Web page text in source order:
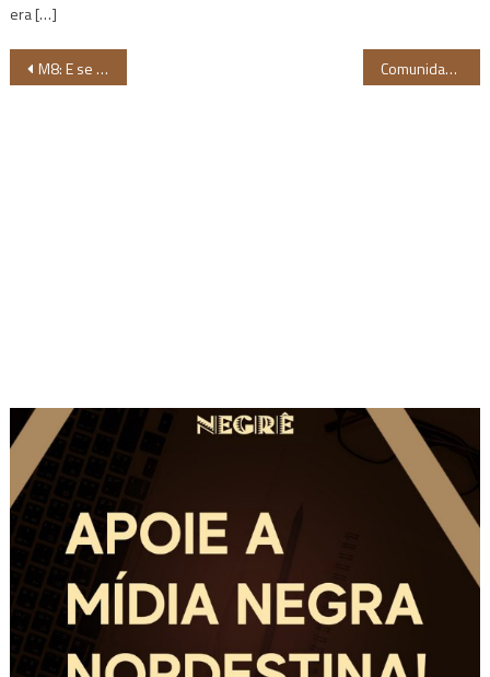
era […]
Navegação
M8: E se Maurício fosse estudante de Psicologia? Comunidade quilombola maranhense lança videoclipe no Festival Ocupa CCVM Cinema